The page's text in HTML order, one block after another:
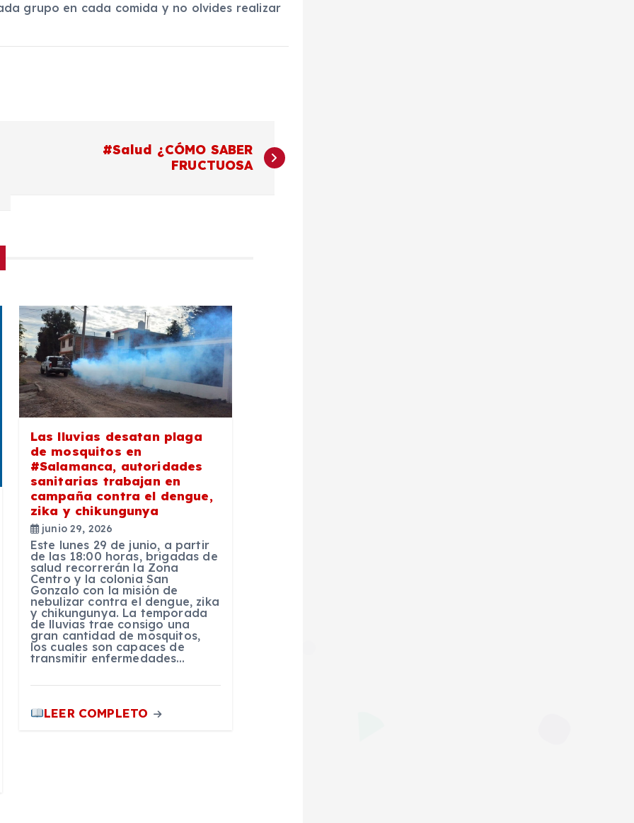
grupo en cada comida y no olvides realizar
#Salud ¿CÓMO SABER
FRUCTUOSA
Las lluvias desatan plaga
de mosquitos en
#Salamanca, autoridades
sanitarias trabajan en
campaña contra el dengue,
zika y chikungunya
junio 29, 2026
Este lunes 29 de junio, a partir
de las 18:00 horas, brigadas de
salud recorrerán la Zona
Centro y la colonia San
Gonzalo con la misión de
nebulizar contra el dengue, zika
y chikungunya. La temporada
de lluvias trae consigo una
gran cantidad de mosquitos,
los cuales son capaces de
transmitir enfermedades…
LEER COMPLETO